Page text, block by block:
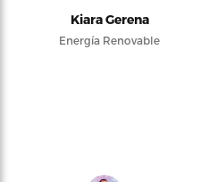
Kiara Gerena
Energía Renovable